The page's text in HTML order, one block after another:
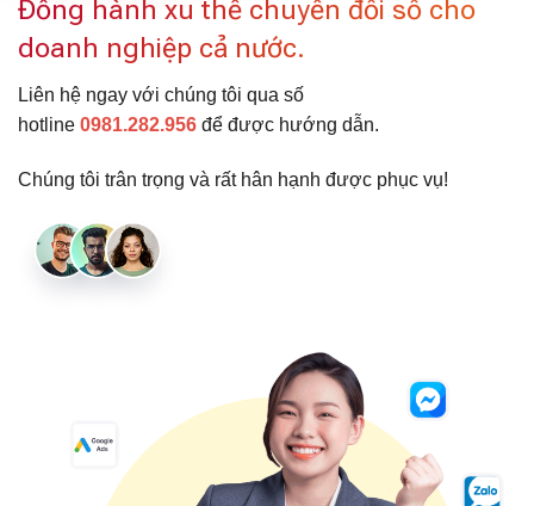
Đồng hành xu thế chuyển đổi số cho
doanh nghiệp cả nước.
Liên hệ ngay với chúng tôi qua số
hotline 0981.282.956 để được hướng dẫn.
Chúng tôi trân trọng và rất hân hạnh được phục vụ!